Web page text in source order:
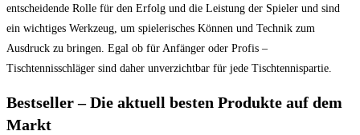
entscheidende Rolle für den Erfolg und die Leistung der Spieler und sind
ein wichtiges Werkzeug, um spielerisches Können und Technik zum
Ausdruck zu bringen. Egal ob für Anfänger oder Profis –
Tischtennisschläger sind daher unverzichtbar für jede Tischtennispartie.
Bestseller – Die aktuell besten Produkte auf dem
Markt